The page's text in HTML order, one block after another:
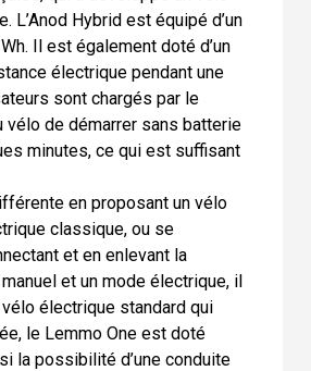
L’Anod Hybrid est équipé d’un
Il est également doté d’un
électrique pendant une
sont chargés par le
de démarrer sans batterie
minutes, ce qui est suffisant
en proposant un vélo
classique, ou se
et en enlevant la
et un mode électrique, il
électrique standard qui
le Lemmo One est doté
la possibilité d’une conduite